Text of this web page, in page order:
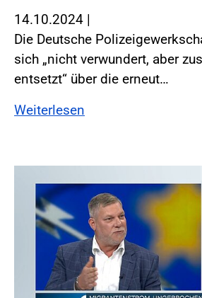
14.10.2024 |
Die Deutsche
sich „nicht verwundert, aber
entsetzt“ über die erneut…
Weiterlesen